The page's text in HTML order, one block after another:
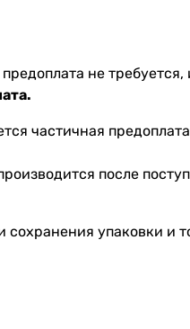
не
частичная
после
сохранения упаковки и